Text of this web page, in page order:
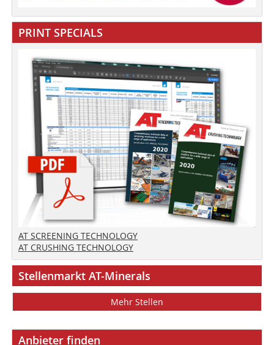
PRINT SPECIALS
AT SCREENING TECHNOLOGY
AT CRUSHING TECHNOLOGY
Stellenmarkt AT-Minerals
Mehr Stellen
Anbieter finden